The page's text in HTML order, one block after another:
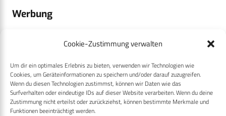
Cookie-Zustimmung verwalten
Um dir ein optimales Erlebnis zu bieten, verwenden wir Technologien wie
Cookies, um Geräteinformationen zu speichern und/oder darauf zuzugreifen.
Wenn du diesen Technologien zustimmst, können wir Daten wie das
Surfverhalten oder eindeutige IDs auf dieser Website verarbeiten. Wenn du deine
Zustimmung nicht erteilst oder zurückziehst, können bestimmte Merkmale und
Funktionen beeinträchtigt werden.
Werbung
Werbung